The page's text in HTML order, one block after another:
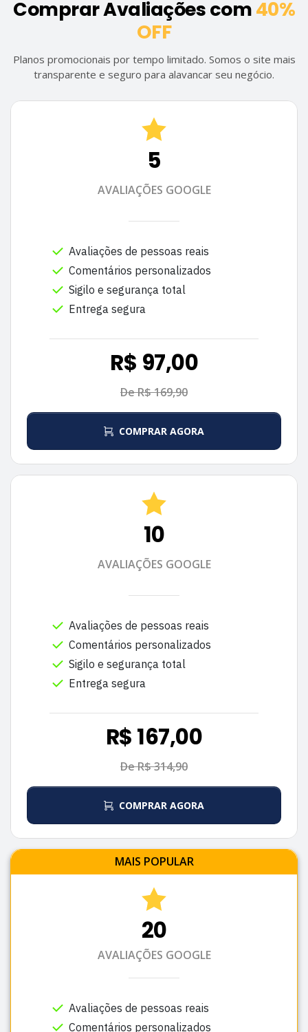
Comprar Avaliações com40%
OFF
Planos promocionais por tempo limitado. Somos o site mais
transparente e seguro para alavancar seu negócio.
5
AVALIAÇÕES GOOGLE
Avaliações de pessoas reais
Comentários personalizados
Sigilo e segurança total
Entrega segura
R$ 97,00
De R$ 169,90
COMPRAR AGORA
10
AVALIAÇÕES GOOGLE
Avaliações de pessoas reais
Comentários personalizados
Sigilo e segurança total
Entrega segura
R$ 167,00
De R$ 314,90
COMPRAR AGORA
MAIS POPULAR
20
AVALIAÇÕES GOOGLE
Avaliações de pessoas reais
Comentários personalizados